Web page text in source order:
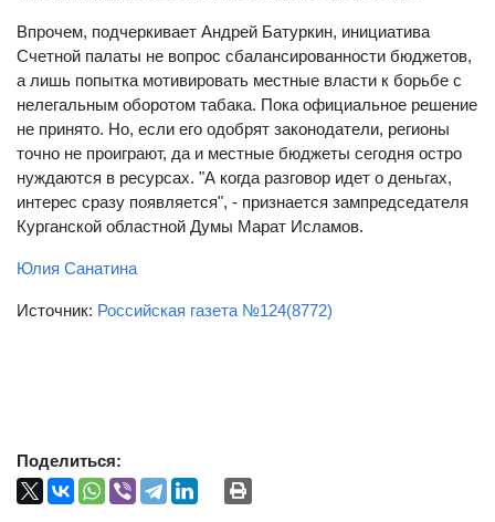
Впрочем, подчеркивает Андрей Батуркин, инициатива
Счетной палаты не вопрос сбалансированности бюджетов,
а лишь попытка мотивировать местные власти к борьбе с
нелегальным оборотом табака. Пока официальное решение
не принято. Но, если его одобрят законодатели, регионы
точно не проиграют, да и местные бюджеты сегодня остро
нуждаются в ресурсах. "А когда разговор идет о деньгах,
интерес сразу появляется", - признается зампредседателя
Курганской областной Думы Марат Исламов.
Юлия Санатина
Источник: Российская газета №124(8772)
Поделиться: